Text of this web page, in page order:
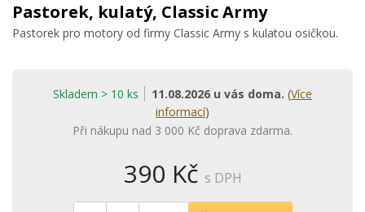
Pastorek, kulatý, Classic Army
Pastorek pro motory od firmy Classic Army s kulatou osičkou.
Skladem > 10 ks 11.08.2026 u vás doma. (Více
informací)
Při nákupu nad 3 000 Kč doprava zdarma.
390 Kč s DPH